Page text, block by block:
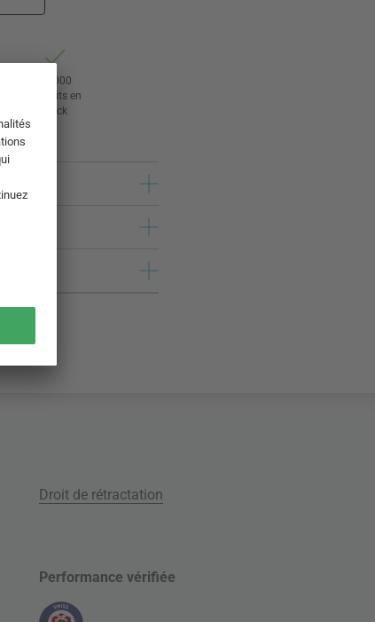
24 000
produits en
stock
Droit de rétractation
Performance vérifiée